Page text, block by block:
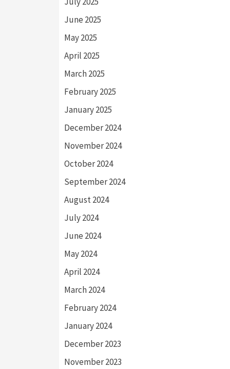
June 2025
May 2025
April 2025
March 2025
February 2025
January 2025
December 2024
November 2024
October 2024
September 2024
August 2024
July 2024
June 2024
May 2024
April 2024
March 2024
February 2024
January 2024
December 2023
November 2023